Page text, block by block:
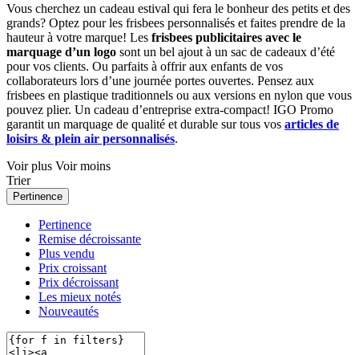
Vous cherchez un cadeau estival qui fera le bonheur des petits et des
grands? Optez pour les frisbees personnalisés et faites prendre de la
hauteur à votre marque! Les frisbees publicitaires avec le
marquage d’un logo sont un bel ajout à un sac de cadeaux d’été
pour vos clients. Ou parfaits à offrir aux enfants de vos
collaborateurs lors d’une journée portes ouvertes. Pensez aux
frisbees en plastique traditionnels ou aux versions en nylon que vous
pouvez plier. Un cadeau d’entreprise extra-compact! IGO Promo
garantit un marquage de qualité et durable sur tous vos articles de
loisirs & plein air personnalisés.
Voir plus Voir moins
Trier
Pertinence
Pertinence
Remise décroissante
Plus vendu
Prix croissant
Prix décroissant
Les mieux notés
Nouveautés